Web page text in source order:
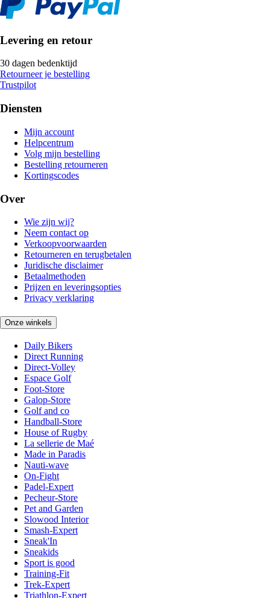
Levering en retour
30 dagen bedenktijd
Retourneer je bestelling
Trustpilot
Diensten
Mijn account
Helpcentrum
Volg mijn bestelling
Bestelling retourneren
Kortingscodes
Over
Wie zijn wij?
Neem contact op
Verkoopvoorwaarden
Retourneren en terugbetalen
Juridische disclaimer
Betaalmethoden
Prijzen en leveringsopties
Privacy verklaring
Onze winkels
Daily Bikers
Direct Running
Direct-Volley
Espace Golf
Foot-Store
Galop-Store
Golf and co
Handball-Store
House of Rugby
La sellerie de Maé
Made in Paradis
Nauti-wave
On-Fight
Padel-Expert
Pecheur-Store
Pet and Garden
Slowood Interior
Smash-Expert
Sneak'In
Sneakids
Sport is good
Training-Fit
Trek-Expert
Triathlon-Expert